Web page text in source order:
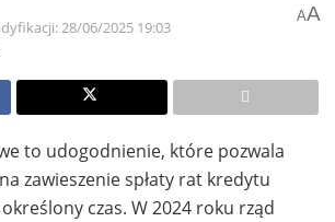
28/06/2025 19:03
AA
to udogodnienie, które pozwala
zawieszenie spłaty rat kredytu
czas. W 2024 roku rząd